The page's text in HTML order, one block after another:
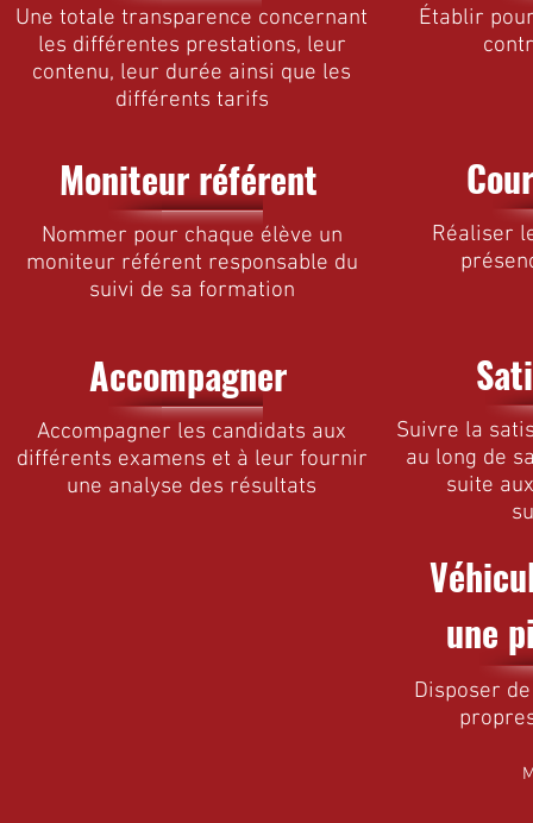
Une totale transparence concernant
les différentes prestations, leur
contenu, leur durée ainsi que les
différents tarifs
Établir
Moniteur référent
Nommer pour chaque élève un
moniteur référent responsable du
suivi de sa formation
Réaliser
Accompagner
Accompagner les candidats aux
différents examens et à leur fournir
une analyse des résultats
Suivre la
au long de
suite
Disposer
une